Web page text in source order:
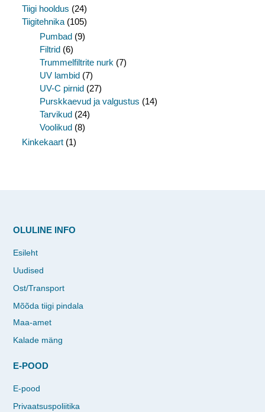
Tiigi hooldus (24)
Tiigitehnika (105)
Pumbad (9)
Filtrid (6)
Trummelfiltrite nurk (7)
UV lambid (7)
UV-C pirnid (27)
Purskkaevud ja valgustus (14)
Tarvikud (24)
Voolikud (8)
Kinkekaart (1)
OLULINE INFO
Esileht
Uudised
Ost/Transport
Mõõda tiigi pindala
Maa-amet
Kalade mäng
E-POOD
E-pood
Privaatsuspoliitika